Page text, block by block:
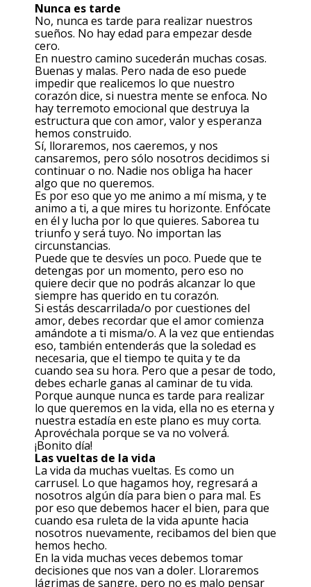
Nunca es tarde
No, nunca es tarde para realizar nuestros
sueños. No hay edad para empezar desde
cero.
En nuestro camino sucederán muchas cosas.
Buenas y malas. Pero nada de eso puede
impedir que realicemos lo que nuestro
corazón dice, si nuestra mente se enfoca. No
hay terremoto emocional que destruya la
estructura que con amor, valor y esperanza
hemos construido.
Sí, lloraremos, nos caeremos, y nos
cansaremos, pero sólo nosotros decidimos si
continuar o no. Nadie nos obliga ha hacer
algo que no queremos.
Es por eso que yo me animo a mí misma, y te
animo a ti, a que mires tu horizonte. Enfócate
en él y lucha por lo que quieres. Saborea tu
triunfo y será tuyo. No importan las
circunstancias.
Puede que te desvíes un poco. Puede que te
detengas por un momento, pero eso no
quiere decir que no podrás alcanzar lo que
siempre has querido en tu corazón.
Si estás descarrilada/o por cuestiones del
amor, debes recordar que el amor comienza
amándote a ti misma/o. A la vez que entiendas
eso, también entenderás que la soledad es
necesaria, que el tiempo te quita y te da
cuando sea su hora. Pero que a pesar de todo,
debes echarle ganas al caminar de tu vida.
Porque aunque nunca es tarde para realizar
lo que queremos en la vida, ella no es eterna y
nuestra estadía en este plano es muy corta.
Aprovéchala porque se va no volverá.
¡Bonito día!
Las vueltas de la vida
La vida da muchas vueltas. Es como un
carrusel. Lo que hagamos hoy, regresará a
nosotros algún día para bien o para mal. Es
por eso que debemos hacer el bien, para que
cuando esa ruleta de la vida apunte hacia
nosotros nuevamente, recibamos del bien que
hemos hecho.
En la vida muchas veces debemos tomar
decisiones que nos van a doler. Lloraremos
lágrimas de sangre, pero no es malo pensar